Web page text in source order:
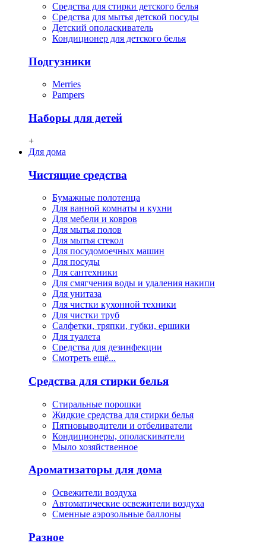
Средства для стирки детского белья
Средства для мытья детской посуды
Детский ополаскиватель
Кондиционер для детского белья
Подгузники
Merries
Pampers
Наборы для детей
+
Для дома
Чистящие средства
Бумажные полотенца
Для ванной комнаты и кухни
Для мебели и ковров
Для мытья полов
Для мытья стекол
Для посудомоечных машин
Для посуды
Для сантехники
Для смягчения воды и удаления накипи
Для унитаза
Для чистки кухонной техники
Для чистки труб
Салфетки, тряпки, губки, ершики
Для туалета
Средства для дезинфекции
Смотреть ещё...
Средства для стирки белья
Стиральные порошки
Жидкие средства для стирки белья
Пятновыводители и отбеливатели
Кондиционеры, ополаскиватели
Мыло хозяйственное
Ароматизаторы для дома
Освежители воздуха
Автоматические освежители воздуха
Сменные аэрозольные баллоны
Разное